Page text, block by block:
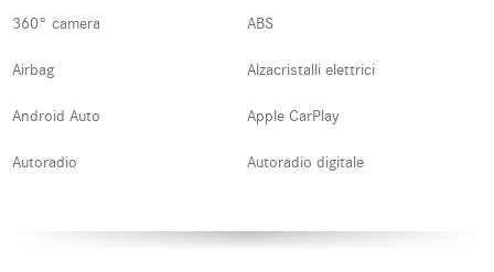
360° camera ABS
Airbag Alzacristalli elettrici
Android Auto Apple CarPlay
Autoradio Autoradio digitale